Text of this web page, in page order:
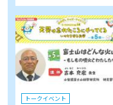
トークイベント